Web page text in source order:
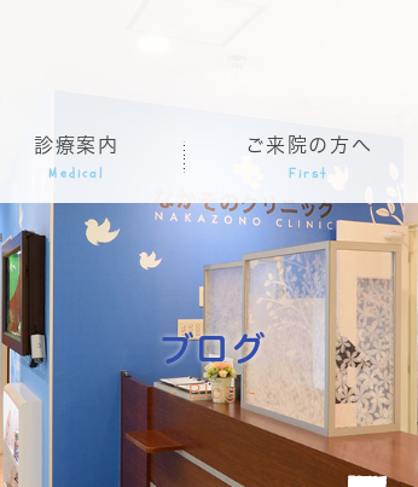
診療案内
Medical
ご来院の方へ
First
ブログ
Blog